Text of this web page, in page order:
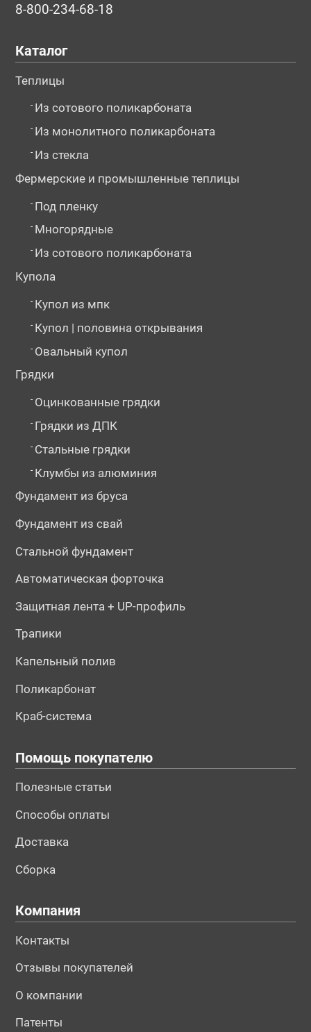
8-800-234-68-18
Каталог
Теплицы
- Из сотового поликарбоната
- Из монолитного поликарбоната
- Из стекла
Фермерские и промышленные теплицы
- Под пленку
- Многорядные
- Из сотового поликарбоната
Купола
- Купол из мпк
- Купол | половина открывания
- Овальный купол
Грядки
- Оцинкованные грядки
- Грядки из ДПК
- Стальные грядки
- Клумбы из алюминия
Фундамент из бруса
Фундамент из свай
Стальной фундамент
Автоматическая форточка
Защитная лента + UP-профиль
Трапики
Капельный полив
Поликарбонат
Краб-система
Помощь покупателю
Полезные статьи
Способы оплаты
Доставка
Сборка
Компания
Контакты
Отзывы покупателей
О компании
Патенты